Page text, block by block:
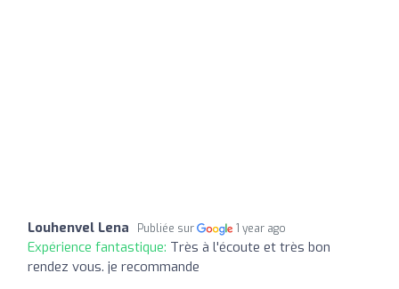
Louhenvel Lena Publiée sur 1 year ago
Expérience fantastique: Très à l'écoute et très bon
rendez vous. je recommande